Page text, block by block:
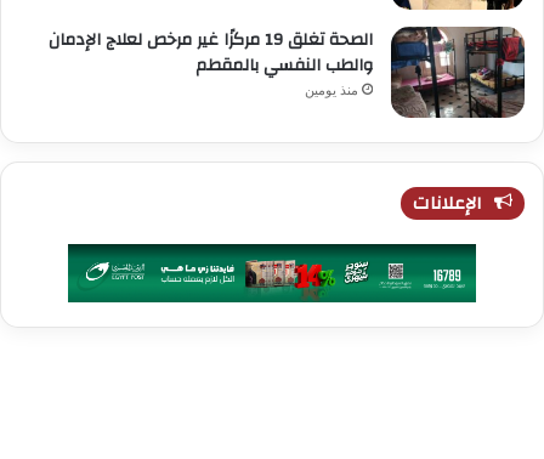
الصحة تغلق 19 مركزًا غير مرخص لعلاج الإدمان
والطب النفسي بالمقطم
منذ يومين
الإعلانات